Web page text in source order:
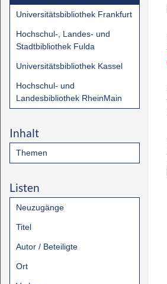
Universitätsbibliothek Frankfurt
Hochschul-, Landes- und
Stadtbibliothek Fulda
Universitätsbibliothek Kassel
Hochschul- und
Landesbibliothek RheinMain
Inhalt
Themen
Listen
Neuzugänge
Titel
Autor / Beteiligte
Ort